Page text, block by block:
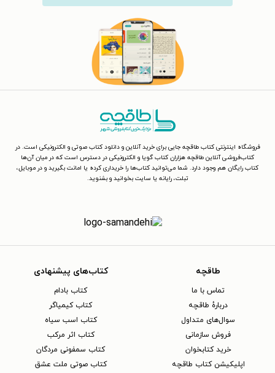
فروشگاه اینترنتی کتاب طاقچه جایی برای خرید آنلاین و دانلود کتاب صوتی و الکترونیکی است. در
کتاب‌فروشی آنلاین طاقچه هزاران کتاب گویا و الکترونیکی در دسترس است که در میان آن‌ها
کتاب رایگان هم وجود دارد. شما می‌توانید کتاب‌ها را خریداری کرده یا امانت بگیرید و در موبایل،
تبلت، رایانه یا سایت بخوانید و بشنوید.
طاقچه
تماس با ما
دربارهٔ طاقچه
سوال‌های متداول
فروش سازمانی
خرید کتابخوان
اپلیکیشن کتاب طاقچه
کتاب‌های پیشنهادی
کتاب بادام
کتاب کیمیاگر
کتاب اسب سیاه
کتاب اثر مرکب
کتاب سمفونی مردگان
کتاب صوتی ملت عشق